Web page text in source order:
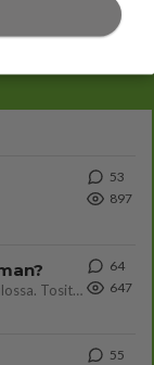
53
897
Uusi draamasarja järkyttävästä tapauksesta on tulossa. Tositapahtumiin perustuva sarja ammentaa vuoden 1986 Mikkelin pan
64
647
55